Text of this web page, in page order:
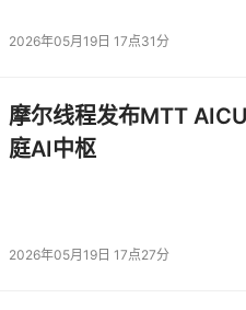
2026年05月19日 17点31分
摩尔线程发布MTT
庭AI中枢
2026年05月19日 17点27分